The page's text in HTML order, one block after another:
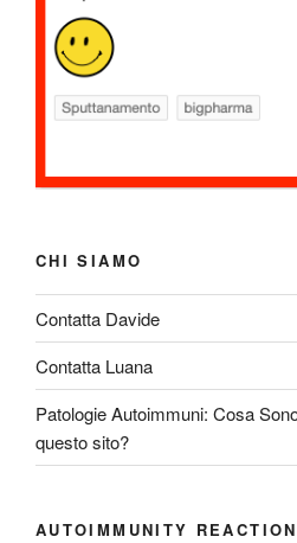
CHI SIAMO
Contatta Davide
Contatta Luana
Patologie Autoimmuni: Cosa
questo sito?
AUTOIMMUNITY